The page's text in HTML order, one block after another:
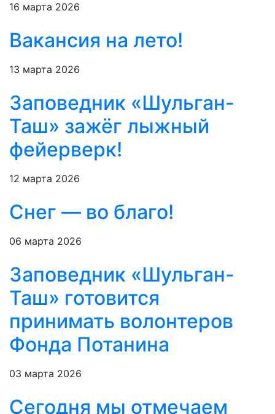
16 марта 2026
Вакансия на лето!
13 марта 2026
Заповедник «Шульган-
Таш» зажёг лыжный
фейерверк!
12 марта 2026
Снег — во благо!
06 марта 2026
Заповедник «Шульган-
Таш» готовится
принимать волонтеров
Фонда Потанина
03 марта 2026
Сегодня мы отмечаем